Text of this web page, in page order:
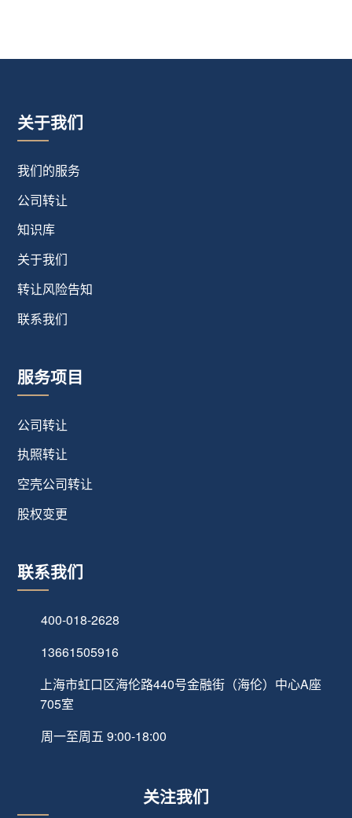
关于我们
我们的服务
公司转让
知识库
关于我们
转让风险告知
联系我们
服务项目
公司转让
执照转让
空壳公司转让
股权变更
联系我们
400-018-2628
13661505916
上海市虹口区海伦路440号金融街（海伦）中心A座
705室
周一至周五 9:00-18:00
关注我们